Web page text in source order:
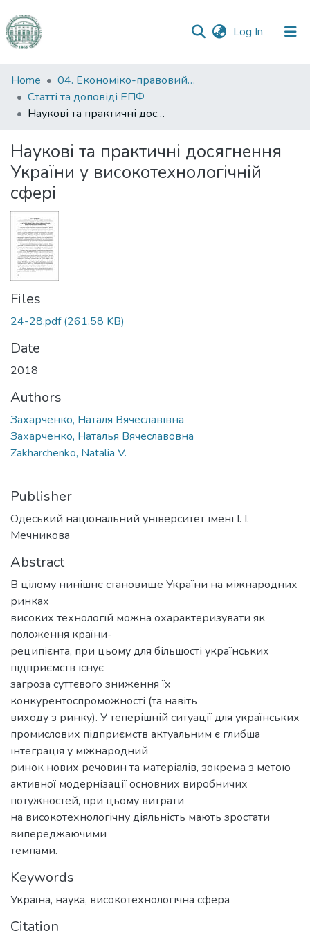
Log In (current)
Communities
&
Collections
Statistics
Home
04. Економіко-правовий факультет
Статті та доповіді ЕПФ
Наукові та практичні досягнення України у високотехнологічній сфері
Наукові та практичні досягнення
України у високотехнологічній
сфері
Files
24-28.pdf(261.58 KB)
Date
2018
Authors
Захарченко, Наталя Вячеславівна
Захарченко, Наталья Вячеславовна
Zakharchenko, Natalia V.
Publisher
Одеський національний університет імені І. І.
Мечникова
Abstract
В цілому нинішнє становище України на міжнародних
ринках
високих технологій можна охарактеризувати як
положення країни-
реципієнта, при цьому для більшості українських
підприємств існує
загроза суттєвого зниження їх
конкурентоспроможності (та навіть
виходу з ринку). У теперішній ситуації для українських
промислових підприємств актуальним є глибша
інтеграція у міжнародний
ринок нових речовин та матеріалів, зокрема з метою
активної модернізації основних виробничих
потужностей, при цьому витрати
на високотехнологічну діяльність мають зростати
випереджаючими
темпами.
Keywords
Україна, наука, високотехнологічна сфера
Citation